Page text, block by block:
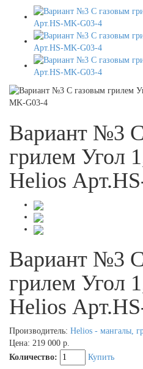
Вариант №3
грилем Угол
Helios
Вариант №3
грилем Угол
Helios
Производитель: Helios - мангалы,
Цена: 219 000 р.
Количество:
Купить